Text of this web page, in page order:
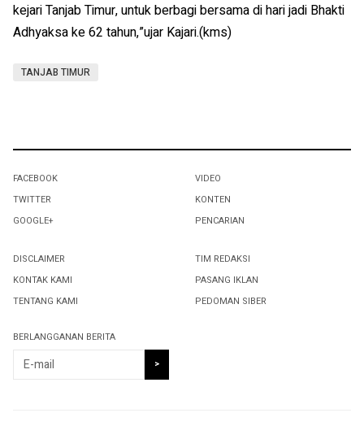
kejari Tanjab Timur, untuk berbagi bersama di hari jadi Bhakti
Adhyaksa ke 62 tahun,”ujar Kajari.(kms)
TANJAB TIMUR
FACEBOOK
TWITTER
GOOGLE+
VIDEO
KONTEN
PENCARIAN
DISCLAIMER
KONTAK KAMI
TENTANG KAMI
TIM REDAKSI
PASANG IKLAN
PEDOMAN SIBER
BERLANGGANAN BERITA